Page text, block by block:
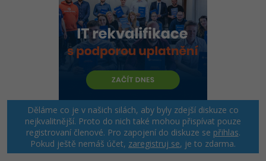
Děláme co je v našich silách, aby byly zdejší diskuze co
nejkvalitnější. Proto do nich také mohou přispívat pouze
registrovaní členové. Pro zapojení do diskuze se přihlas.
Pokud ještě nemáš účet, zaregistruj se, je to zdarma.